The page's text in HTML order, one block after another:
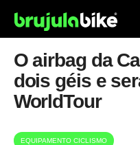
O airbag da
dois géis e
WorldTour
EQUIPAMENTO CICLISMO